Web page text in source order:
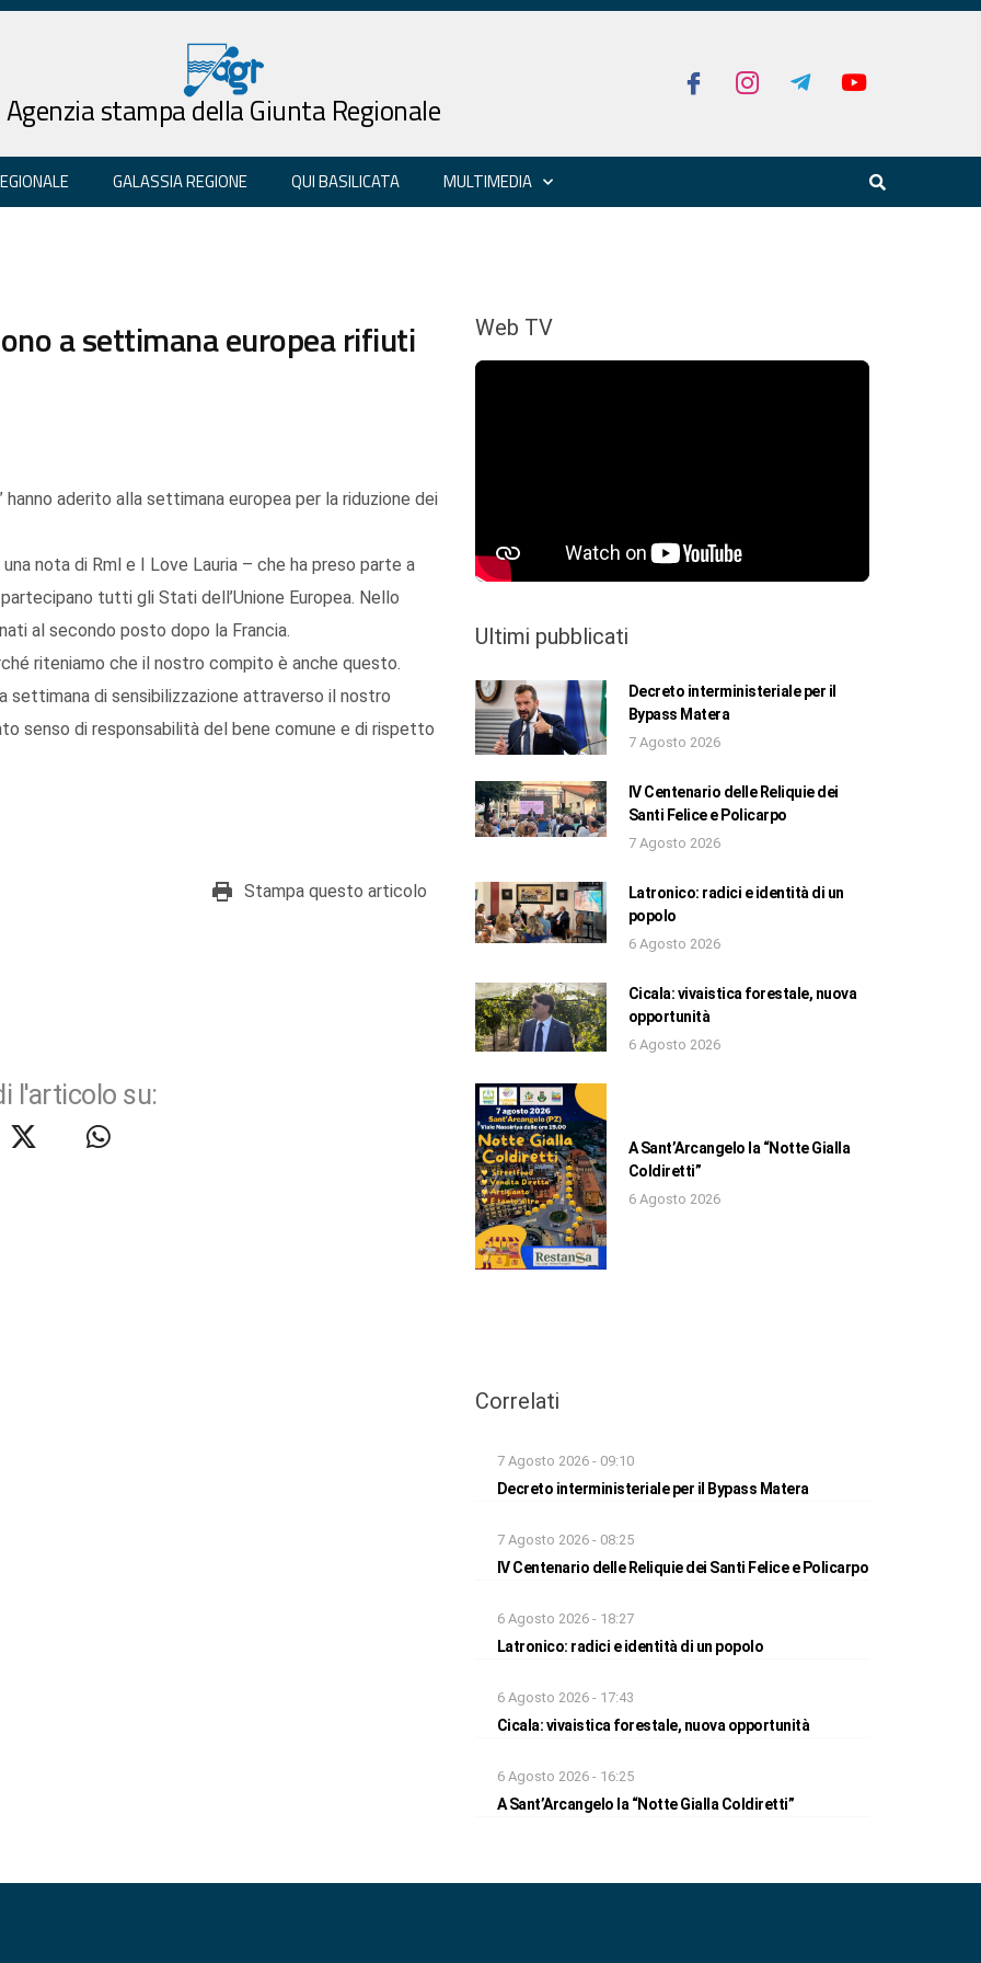
Agenzia stampa della Giunta Regionale
GALASSIA REGIONE QUI BASILICATA MULTIMEDIA
a settimana europea rifiuti
hanno aderito alla settimana europea per la riduzione dei
nota di Rml e I Love Lauria – che ha preso parte a
tutti gli Stati dell’Unione Europea. Nello
al secondo posto dopo la Francia.
riteniamo che il nostro compito è anche questo.
settimana di sensibilizzazione attraverso il nostro
senso di responsabilità del bene comune e di rispetto
Stampa questo articolo
l'articolo su:
Web TV
Ultimi pubblicati
Decreto interministeriale per il
Bypass Matera
7 Agosto 2026
IV Centenario delle Reliquie dei
Santi Felice e Policarpo
7 Agosto 2026
Latronico: radici e identità di un
popolo
6 Agosto 2026
Cicala: vivaistica forestale, nuova
opportunità
6 Agosto 2026
A Sant’Arcangelo la “Notte Gialla
Coldiretti”
6 Agosto 2026
Correlati
7 Agosto 2026 - 09:10
Decreto interministeriale per il Bypass Matera
7 Agosto 2026 - 08:25
IV Centenario delle Reliquie dei Santi Felice e Policarpo
6 Agosto 2026 - 18:27
Latronico: radici e identità di un popolo
6 Agosto 2026 - 17:43
Cicala: vivaistica forestale, nuova opportunità
6 Agosto 2026 - 16:25
A Sant’Arcangelo la “Notte Gialla Coldiretti”